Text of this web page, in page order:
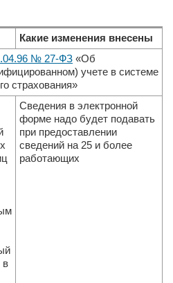
Какие изменения внесены
№ 27-ФЗ «Об
учете в сис­теме
страхования»
в
Сведения в электронной
форме надо будет подавать
при предоставлении
сведений на 25 и более
работающих